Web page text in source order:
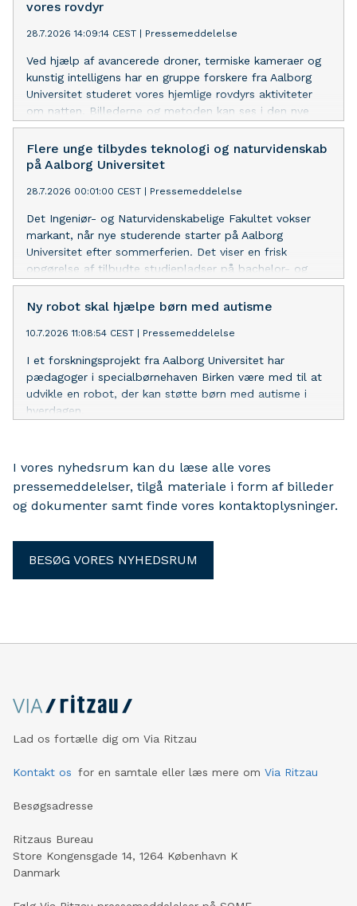
vores rovdyr
28.7.2026 14:09:14 CEST Pressemeddelelse
Ved hjælp af avancerede droner, termiske kameraer og
kunstig intelligens har en gruppe forskere fra Aalborg
Universitet studeret vores hjemlige rovdyrs aktiviteter
om natten. Billederne og metoden kan ses i den nye
naturserie på Danmarks Radio, Dyrenes Danmark.
Metoden giver ekstraordinær ny viden om vores vilde
dyreliv om natten.
Flere unge tilbydes teknologi og naturvidenskab
på Aalborg Universitet
28.7.2026 00:01:00 CEST Pressemeddelelse
Det Ingeniør- og Naturvidenskabelige Fakultet vokser
markant, når nye studerende starter på Aalborg
Universitet efter sommerferien. Det viser en frisk
opgørelse af tilbudte studiepladser på bachelor- og
professionsbacheloruddannelser.
Ny robot skal hjælpe børn med autisme
10.7.2026 11:08:54 CEST Pressemeddelelse
I et forskningsprojekt fra Aalborg Universitet har
pædagoger i specialbørnehaven Birken være med til at
udvikle en robot, der kan støtte børn med autisme i
hverdagen.
I vores nyhedsrum kan du læse alle vores
pressemeddelelser, tilgå materiale i form af billeder
og dokumenter samt finde vores kontaktoplysninger.
BESØG VORES NYHEDSRUM
Lad os fortælle dig om Via Ritzau
Kontakt os for en samtale eller læs mere om Via Ritzau
Besøgsadresse
Ritzaus Bureau
Store Kongensgade 14, 1264 København K
Danmark